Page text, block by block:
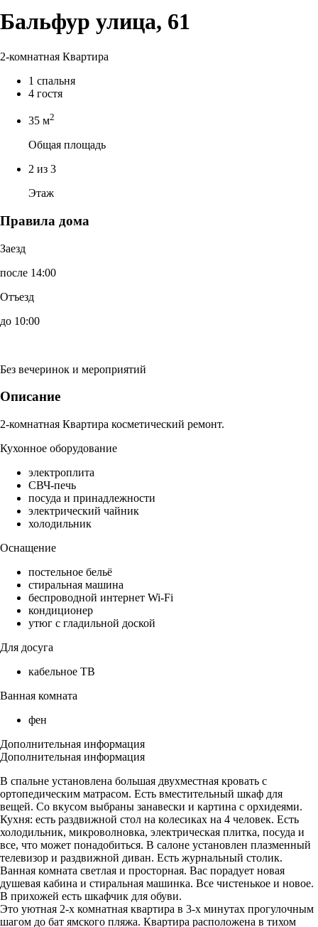
Бальфур улица, 61
2-комнатная Квартира
1 спальня
4 гостя
35 м2
Общая площадь
2 из 3
Этаж
Правила дома
Заезд
после 14:00
Отъезд
до 10:00
Без вечеринок и мероприятий
Описание
2-комнатная Квартира косметический ремонт.
Кухонное оборудование
электроплита
СВЧ-печь
посуда и принадлежности
электрический чайник
холодильник
Оснащение
постельное бельё
стиральная машина
беспроводной интернет Wi-Fi
кондиционер
утюг с гладильной доской
Для досуга
кабельное ТВ
Ванная комната
фен
Дополнительная информация
Дополнительная информация
В спальне установлена большая двухместная кровать с
ортопедическим матрасом. Есть вместительный шкаф для
вещей. Со вкусом выбраны занавески и картина с орхидеями.
Кухня: есть раздвижной стол на колесиках на 4 человек. Есть
холодильник, микроволновка, электрическая плитка, посуда и
все, что может понадобиться. В салоне установлен плазменный
телевизор и раздвижной диван. Есть журнальный столик.
Ванная комната светлая и просторная. Вас порадует новая
душевая кабина и стиральная машинка. Все чистенькое и новое.
В прихожей есть шкафчик для обуви.
Это уютная 2-х комнатная квартира в 3-х минутах прогулочным
шагом до бат ямского пляжа. Квартира расположена в тихом